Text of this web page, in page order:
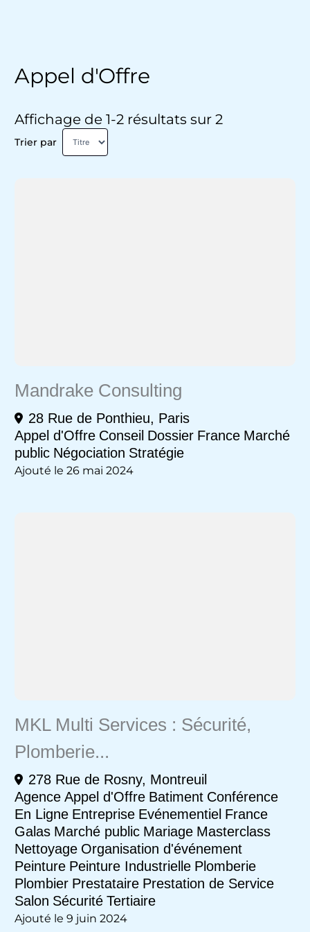
Appel d'Offre
Affichage de 1-2 résultats sur 2
Trier par
Mandrake Consulting
28 Rue de Ponthieu, Paris
Appel d'Offre Conseil Dossier France Marché
public Négociation Stratégie
Ajouté le 26 mai 2024
MKL Multi Services : Sécurité,
Plomberie...
278 Rue de Rosny, Montreuil
Agence Appel d'Offre Batiment Conférence
En Ligne Entreprise Evénementiel France
Galas Marché public Mariage Masterclass
Nettoyage Organisation d'événement
Peinture Peinture Industrielle Plomberie
Plombier Prestataire Prestation de Service
Salon Sécurité Tertiaire
Ajouté le 9 juin 2024